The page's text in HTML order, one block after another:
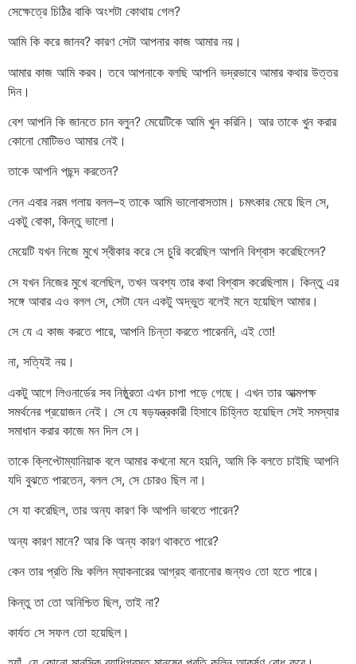
সেক্ষেত্রে চিঠির বাকি অংশটা কোথায় গেল?
আমি কি করে জানব? কারণ সেটা আপনার কাজ আমার নয়।
আমার কাজ আমি করব। তবে আপনাকে বলছি আপনি ভদ্রভাবে আমার কথার উত্তর
দিন।
বেশ আপনি কি জানতে চান বলুন? মেয়েটিকে আমি খুন করিনি। আর তাকে খুন করার
কোনো মোটিভও আমার নেই।
তাকে আপনি পছন্দ করতেন?
লেন এবার নরম গলায় বলল–হ তাকে আমি ভালোবাসতাম। চমৎকার মেয়ে ছিল সে,
একটু বোকা, কিন্তু ভালো।
মেয়েটি যখন নিজে মুখে স্বীকার করে সে চুরি করেছিল আপনি বিশ্বাস করেছিলেন?
সে যখন নিজের মুখে বলেছিল, তখন অবশ্য তার কথা বিশ্বাস করেছিলাম। কিন্তু এর
সঙ্গে আবার এও বলল সে, সেটা যেন একটু অদ্ভুত বলেই মনে হয়েছিল আমার।
সে যে এ কাজ করতে পারে, আপনি চিন্তা করতে পারেননি, এই তো!
না, সত্যিই নয়।
একটু আগে লিওনার্ডের সব নিষ্ঠুরতা এখন চাপা পড়ে গেছে। এখন তার আত্মপক্ষ
সমর্থনের প্রয়োজন নেই। সে যে ষড়যন্ত্রকারী হিসাবে চিহ্নিত হয়েছিল সেই সমস্যার
সমাধান করার কাজে মন দিল সে।
তাকে ক্লিপ্টোম্যানিয়াক বলে আমার কখনো মনে হয়নি, আমি কি বলতে চাইছি আপনি
যদি বুঝতে পারতেন, বলল সে, সে চোরও ছিল না।
সে যা করেছিল, তার অন্য কারণ কি আপনি ভাবতে পারেন?
অন্য কারণ মানে? আর কি অন্য কারণ থাকতে পারে?
কেন তার প্রতি মিঃ কলিন ম্যাকনারের আগ্রহ বানানোর জন্যও তো হতে পারে।
কিন্তু তা তো অনিশ্চিত ছিল, তাই না?
কার্যত সে সফল তো হয়েছিল।